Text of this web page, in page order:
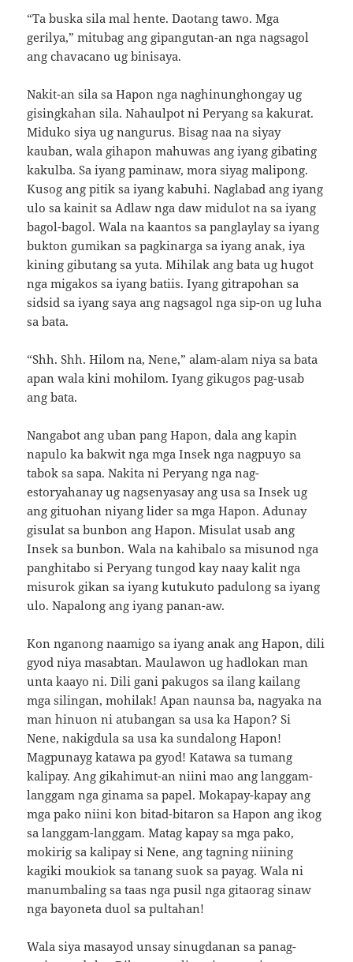
“Ta buska sila mal hente. Daotang tawo. Mga
gerilya,” mitubag ang gipangutan-an nga nagsagol
ang chavacano ug binisaya.
Nakit-an sila sa Hapon nga naghinunghongay ug
gisingkahan sila. Nahaulpot ni Peryang sa kakurat.
Miduko siya ug nangurus. Bisag naa na siyay
kauban, wala gihapon mahuwas ang iyang gibating
kakulba. Sa iyang paminaw, mora siyag malipong.
Kusog ang pitik sa iyang kabuhi. Naglabad ang iyang
ulo sa kainit sa Adlaw nga daw midulot na sa iyang
bagol-bagol. Wala na kaantos sa panglaylay sa iyang
bukton gumikan sa pagkinarga sa iyang anak, iya
kining gibutang sa yuta. Mihilak ang bata ug hugot
nga migakos sa iyang batiis. Iyang gitrapohan sa
sidsid sa iyang saya ang nagsagol nga sip-on ug luha
sa bata.
“Shh. Shh. Hilom na, Nene,” alam-alam niya sa bata
apan wala kini mohilom. Iyang gikugos pag-usab
ang bata.
Nangabot ang uban pang Hapon, dala ang kapin
napulo ka bakwit nga mga Insek nga nagpuyo sa
tabok sa sapa. Nakita ni Peryang nga nag-
estoryahanay ug nagsenyasay ang usa sa Insek ug
ang gituohan niyang lider sa mga Hapon. Adunay
gisulat sa bunbon ang Hapon. Misulat usab ang
Insek sa bunbon. Wala na kahibalo sa misunod nga
panghitabo si Peryang tungod kay naay kalit nga
misurok gikan sa iyang kutukuto padulong sa iyang
ulo. Napalong ang iyang panan-aw.
Kon nganong naamigo sa iyang anak ang Hapon, dili
gyod niya masabtan. Maulawon ug hadlokan man
unta kaayo ni. Dili gani pakugos sa ilang kailang
mga silingan, mohilak! Apan naunsa ba, nagyaka na
man hinuon ni atubangan sa usa ka Hapon? Si
Nene, nakigdula sa usa ka sundalong Hapon!
Magpunayg katawa pa gyod! Katawa sa tumang
kalipay. Ang gikahimut-an niini mao ang langgam-
langgam nga ginama sa papel. Mokapay-kapay ang
mga pako niini kon bitad-bitaron sa Hapon ang ikog
sa langgam-langgam. Matag kapay sa mga pako,
mokirig sa kalipay si Nene, ang tagning niining
kagiki moukiok sa tanang suok sa payag. Wala ni
manumbaling sa taas nga pusil nga gitaorag sinaw
nga bayoneta duol sa pultahan!
Wala siya masayod unsay sinugdanan sa panag-